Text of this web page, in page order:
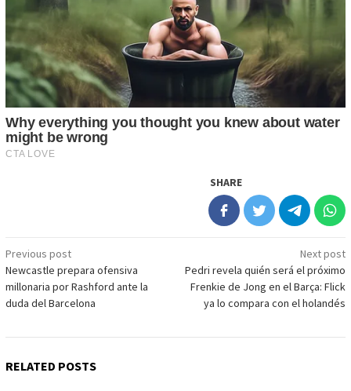
SHARE
Post
navigation
Previous post
Newcastle prepara ofensiva
millonaria por Rashford ante la
duda del Barcelona
Next post
Pedri revela quién será el próximo
Frenkie de Jong en el Barça: Flick
ya lo compara con el holandés
RELATED POSTS